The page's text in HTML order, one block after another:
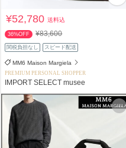
¥52,780送料込
36%OFF ¥83,600
関税負担なし スピード配送
MM6 Maison Margiela
PREMIUM PERSONAL SHOPPER
IMPORT SELECT musee